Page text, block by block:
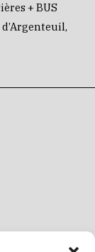
+ BUS